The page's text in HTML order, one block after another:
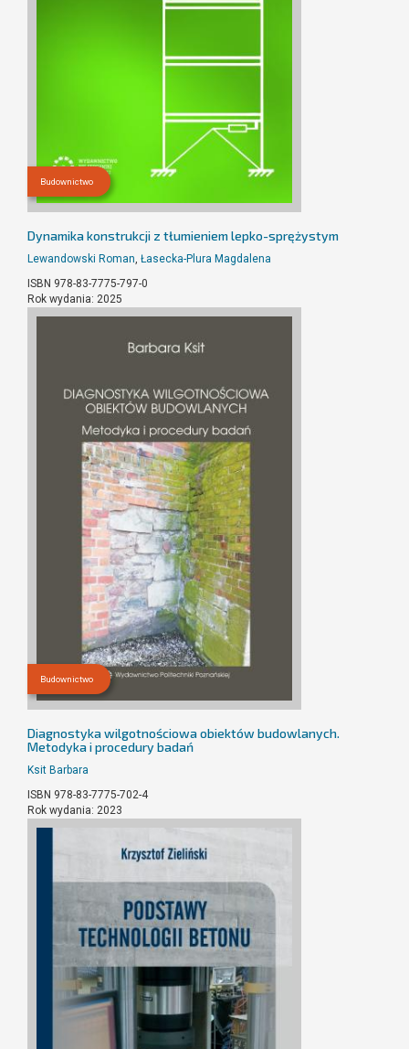
Budownictwo
Dynamika konstrukcji z tłumieniem lepko-sprężystym
Lewandowski Roman, Łasecka-Plura Magdalena
ISBN 978-83-7775-797-0
Rok wydania: 2025
Budownictwo
Diagnostyka wilgotnościowa obiektów budowlanych.
Metodyka i procedury badań
Ksit Barbara
ISBN 978-83-7775-702-4
Rok wydania: 2023